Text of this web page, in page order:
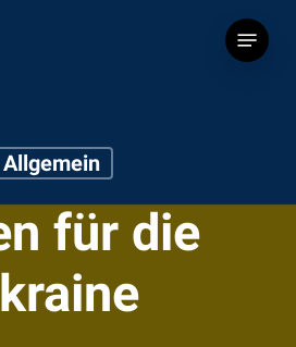
Menu
Allgemein
für die